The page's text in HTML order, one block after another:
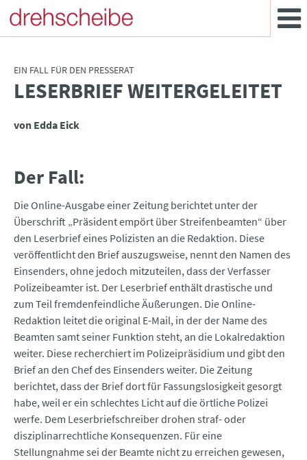
EIN FALL FÜR DEN PRESSERAT
:LESERBRIEF WEITERGELEITET
von Edda Eick
Der Fall:
Die Online-Ausgabe einer Zeitung berichtet unter der
Überschrift „Präsident empört über Streifenbeamten“ über
den Leserbrief eines Polizisten an die Redaktion. Diese
veröffentlicht den Brief auszugsweise, nennt den Namen des
Einsenders, ohne jedoch mitzuteilen, dass der Verfasser
Polizeibeamter ist. Der Leserbrief enthält drastische und
zum Teil fremdenfeindliche Äußerungen. Die Online-
Redaktion leitet die original E-Mail, in der der Name des
Beamten samt seiner Funktion steht, an die Lokalredaktion
weiter. Diese recherchiert im Polizeipräsidium und gibt den
Brief an den Chef des Einsenders weiter. Die Zeitung
berichtet, dass der Brief dort für Fassungslosigkeit gesorgt
habe, weil er ein schlechtes Licht auf die örtliche Polizei
werfe. Dem Leserbriefschreiber drohen straf- oder
disziplinarrechtliche Konsequenzen. Für eine
Stellungnahme sei der Beamte nicht zu erreichen gewesen,